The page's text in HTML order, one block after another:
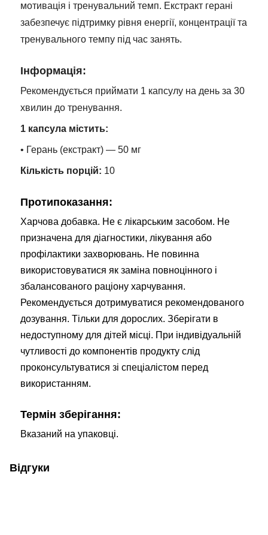
мотивація і тренувальний темп. Екстракт герані
забезпечує підтримку рівня енергії, концентрації та
тренувального темпу під час занять.
Інформація:
Рекомендується приймати 1 капсулу на день за 30
хвилин до тренування.
1 капсула містить:
• Герань (екстракт) — 50 мг
Кількість порцій: 10
Протипоказання:
Харчова добавка. Не є лікарським засобом. Не
призначена для діагностики, лікування або
профілактики захворювань. Не повинна
використовуватися як заміна повноцінного і
збалансованого раціону харчування.
Рекомендується дотримуватися рекомендованого
дозування. Тільки для дорослих. Зберігати в
недоступному для дітей місці. При індивідуальній
чутливості до компонентів продукту слід
проконсультуватися зі спеціалістом перед
використанням.
Термін зберігання:
Вказаний на упаковці.
Відгуки